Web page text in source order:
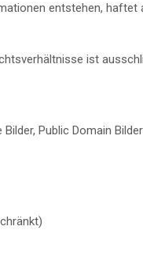
entstehen, haftet
ist
Bilder, Public Domain